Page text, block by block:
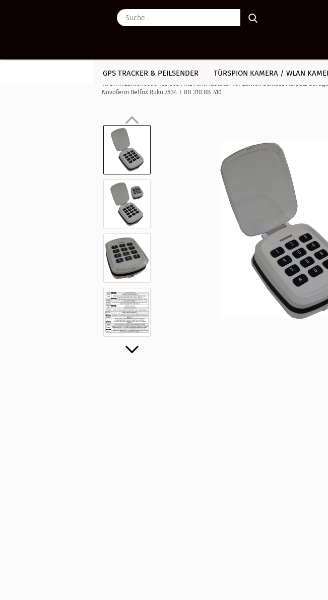
GPS TRACKER & PEILSENDER TÜRSPION KAMERA / WLAN
Startseite » Handsender für Garagentorantrieb »
TK STAR Zahlencode 433 868 MHz Funk Tastatur Tor Zahlen Schloss Aufputz
Novoferm Belfox Ruku 7834-E RB-310 RB-410